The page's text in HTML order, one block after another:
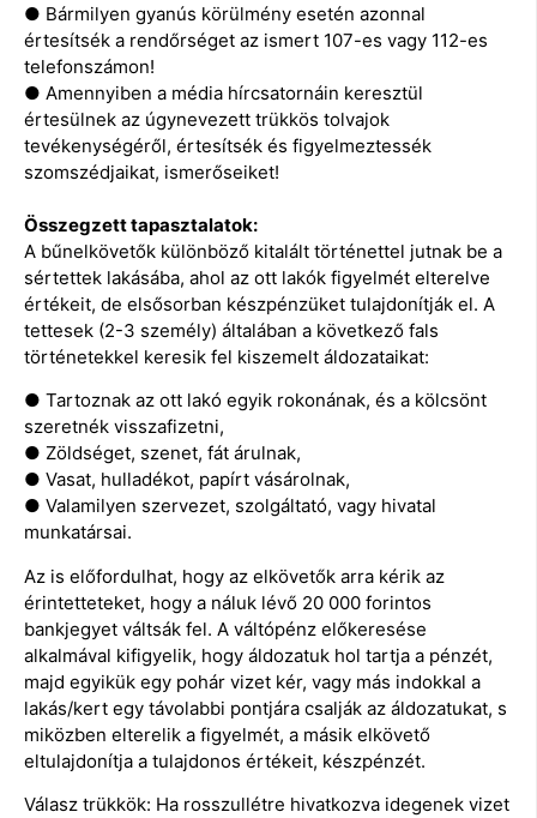
● Bármilyen gyanús körülmény esetén azonnal
értesítsék a rendőrséget az ismert 107-es vagy 112-es
telefonszámon!
● Amennyiben a média hírcsatornáin keresztül
értesülnek az úgynevezett trükkös tolvajok
tevékenységéről, értesítsék és figyelmeztessék
szomszédjaikat, ismerőseiket!
Összegzett tapasztalatok:
A bűnelkövetők különböző kitalált történettel jutnak be a
sértettek lakásába, ahol az ott lakók figyelmét elterelve
értékeit, de elsősorban készpénzüket tulajdonítják el. A
tettesek (2-3 személy) általában a következő fals
történetekkel keresik fel kiszemelt áldozataikat:
● Tartoznak az ott lakó egyik rokonának, és a kölcsönt
szeretnék visszafizetni,
● Zöldséget, szenet, fát árulnak,
● Vasat, hulladékot, papírt vásárolnak,
● Valamilyen szervezet, szolgáltató, vagy hivatal
munkatársai.
Az is előfordulhat, hogy az elkövetők arra kérik az
érintetteteket, hogy a náluk lévő 20 000 forintos
bankjegyet váltsák fel. A váltópénz előkeresése
alkalmával kifigyelik, hogy áldozatuk hol tartja a pénzét,
majd egyikük egy pohár vizet kér, vagy más indokkal a
lakás/kert egy távolabbi pontjára csalják az áldozatukat, s
miközben elterelik a figyelmét, a másik elkövető
eltulajdonítja a tulajdonos értékeit, készpénzét.
Válasz trükkök: Ha rosszullétre hivatkozva idegenek vizet